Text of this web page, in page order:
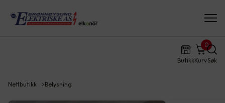
ButikkKurv
0
Søk
Nettbutikk Belysning